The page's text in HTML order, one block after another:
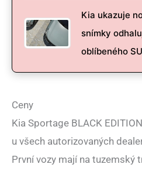
Kia ukazuje
snímky
oblíbeného
Ceny
Kia Sportage BLACK
u všech autorizovaných
První vozy mají na tuzemský